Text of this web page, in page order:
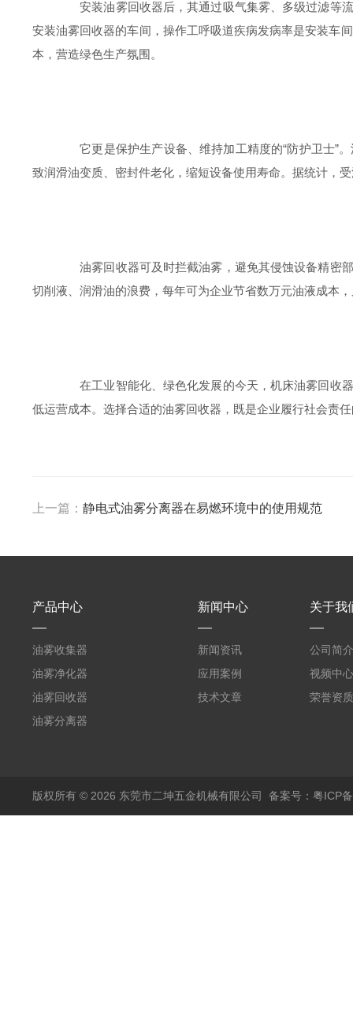
安装油雾回收器后，其通过吸气集雾、多级过滤等流
安装油雾回收器的车间，操作工呼吸道疾病发病率是安装车
本，营造绿色生产氛围。
它更是保护生产设备、维持加工精度的“防护卫士”。
致润滑油变质、密封件老化，缩短设备使用寿命。据统计，
油雾回收器可及时拦截油雾，避免其侵蚀设备精密部
切削液、润滑油的浪费，每年可为企业节省数万元油液成本
在工业智能化、绿色化发展的今天，机床油雾回收器
低运营成本。选择合适的油雾回收器，既是企业履行社会责
上一篇： 静电式油雾分离器在易燃环境中的使用规范
产品中心
油雾收集器
油雾净化器
油雾回收器
油雾分离器
新闻中心
新闻资讯
应用案例
技术文章
关于我
公司简介
视频中心
荣誉资质
版权所有 © 2026 东莞市二坤五金机械有限公司 备案号：粤ICP